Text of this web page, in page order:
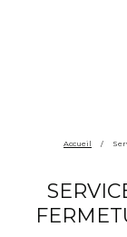
Accueil /